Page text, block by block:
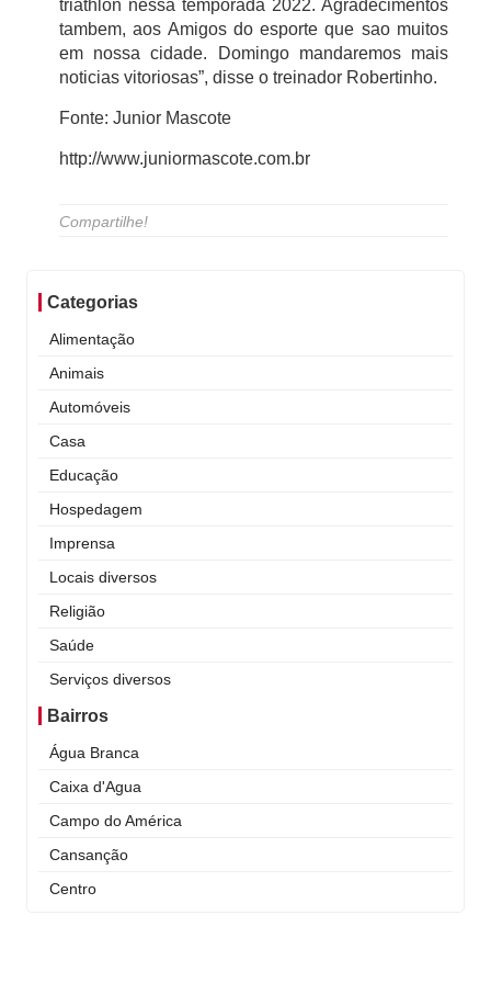
triathlon nessa temporada 2022. Agradecimentos
tambem, aos Amigos do esporte que sao muitos
em nossa cidade. Domingo mandaremos mais
noticias vitoriosas”, disse o treinador Robertinho.
Fonte: Junior Mascote
http://www.juniormascote.com.br
Compartilhe!
Categorias
Alimentação
Animais
Automóveis
Casa
Educação
Hospedagem
Imprensa
Locais diversos
Religião
Saúde
Serviços diversos
Bairros
Água Branca
Caixa d'Agua
Campo do América
Cansanção
Centro